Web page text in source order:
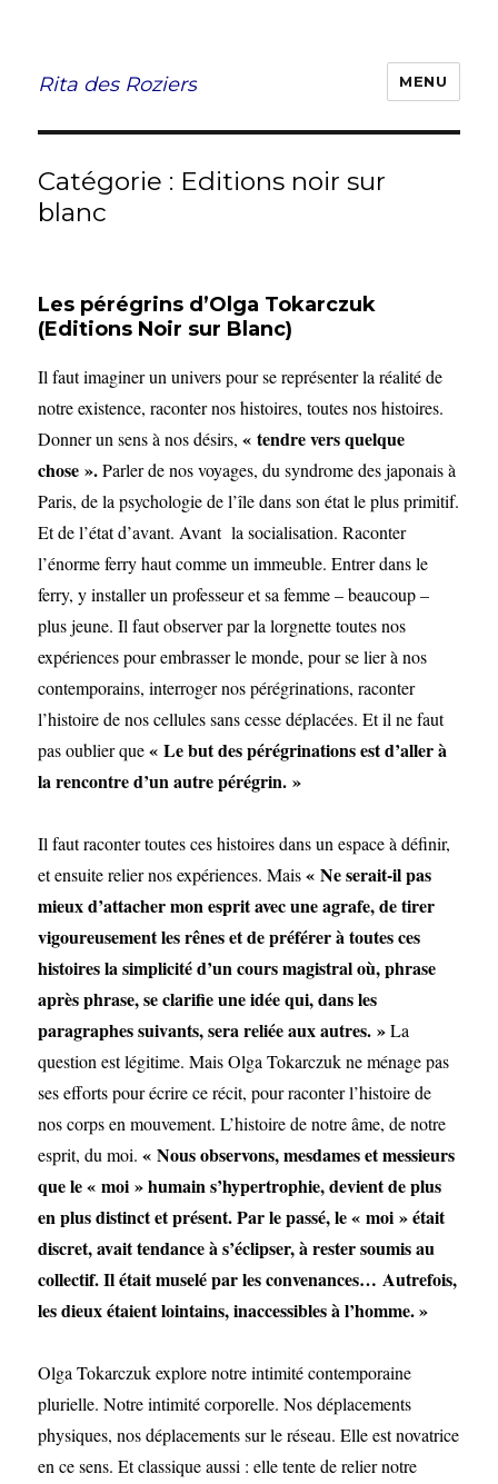
Rita des Roziers MENU
Catégorie : Editions noir sur
blanc
Les pérégrins d’Olga Tokarczuk
(Editions Noir sur Blanc)
Il faut imaginer un univers pour se représenter la réalité de
notre existence, raconter nos histoires, toutes nos histoires.
Donner un sens à nos désirs,« tendre vers quelque
chose ».Parler de nos voyages, du syndrome des japonais à
Paris, de la psychologie de l’île dans son état le plus primitif.
Et de l’état d’avant. Avant la socialisation. Raconter
l’énorme ferry haut comme un immeuble. Entrer dans le
ferry, y installer un professeur et sa femme – beaucoup –
plus jeune. Il faut observer par la lorgnette toutes nos
expériences pour embrasser le monde, pour se lier à nos
contemporains, interroger nos pérégrinations, raconter
l’histoire de nos cellules sans cesse déplacées. Et il ne faut
pas oublier que« Le but des pérégrinations est d’aller à
la rencontre d’un autre pérégrin. »
Il faut raconter toutes ces histoires dans un espace à définir,
et ensuite relier nos expériences. Mais« Ne serait-il pas
mieux d’attacher mon esprit avec une agrafe, de tirer
vigoureusement les rênes et de préférer à toutes ces
histoires la simplicité d’un cours magistral où, phrase
après phrase, se clarifie une idée qui, dans les
paragraphes suivants, sera reliée aux autres. »La
question est légitime. Mais Olga Tokarczuk ne ménage pas
ses efforts pour écrire ce récit, pour raconter l’histoire de
nos corps en mouvement. L’histoire de notre âme, de notre
esprit, du moi.« Nous observons, mesdames et messieurs
que le « moi » humain s’hypertrophie, devient de plus
en plus distinct et présent. Par le passé, le « moi » était
discret, avait tendance à s’éclipser, à rester soumis au
collectif. Il était muselé par les convenances… Autrefois,
les dieux étaient lointains, inaccessibles à l’homme. »
Olga Tokarczuk explore notre intimité contemporaine
plurielle. Notre intimité corporelle. Nos déplacements
physiques, nos déplacements sur le réseau. Elle est novatrice
en ce sens. Et classique aussi : elle tente de relier notre